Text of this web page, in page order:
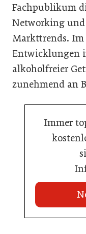
Fachpublikum
Networking
Markttrends. Im
Entwicklungen
alkoholfreier
zunehmend an
Immer